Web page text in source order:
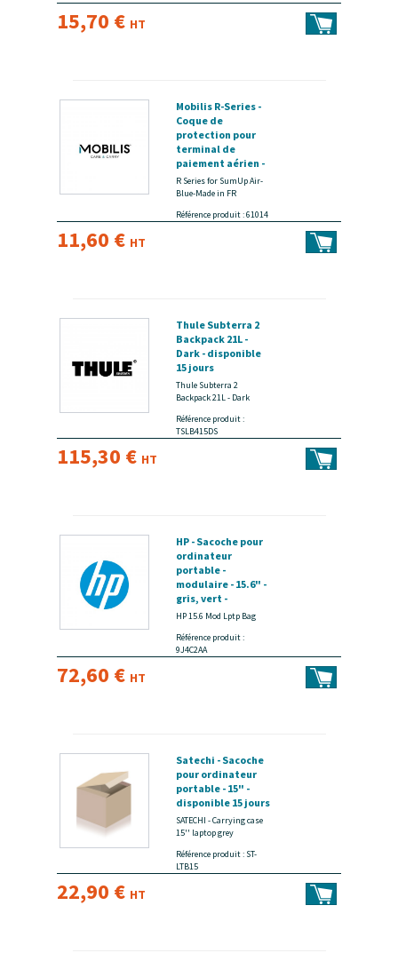
15,70 € HT
Mobilis R-Series -
Coque de
protection pour
terminal de
paiement aérien -
avec coins
renforcés - bleu -
disponible 15 jours
R Series for SumUp Air-
Blue-Made in FR
Référence produit : 61014
11,60 € HT
Thule Subterra 2
Backpack 21L -
Dark - disponible
15 jours
Thule Subterra 2
Backpack 21L - Dark
Référence produit :
TSLB415DS
115,30 € HT
HP - Sacoche pour
ordinateur
portable -
modulaire - 15.6" -
gris, vert -
disponible 15 jours
HP 15.6 Mod Lptp Bag
Référence produit :
9J4C2AA
72,60 € HT
Satechi - Sacoche
pour ordinateur
portable - 15" -
disponible 15 jours
SATECHI - Carrying case
15'' laptop grey
Référence produit : ST-
LTB15
22,90 € HT